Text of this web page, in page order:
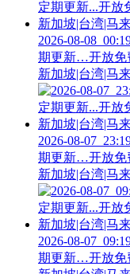
2026-08-
期更新…开放免
新加坡|台湾|马
2026-08-
期更新…开放免
新加坡|台湾|马
2026-08-
期更新…开放免